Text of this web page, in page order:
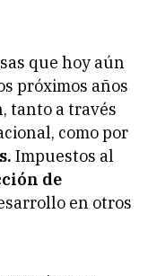
que hoy aún
próximos años
tanto a través
como por
Impuestos al
de
en otros